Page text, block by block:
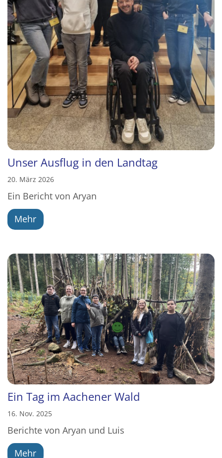
Unser Ausflug in den Landtag
20. März 2026
Ein Bericht von Aryan
Mehr
Ein Tag im Aachener Wald
16. Nov. 2025
Berichte von Aryan und Luis
Mehr